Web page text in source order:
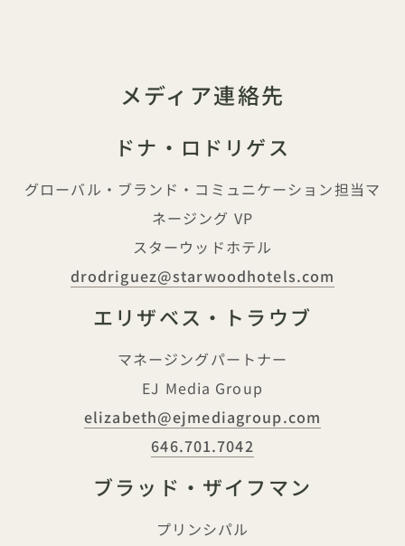
メディア連絡先
ドナ・ロドリゲス
グローバル・ブランド・コミュニケーション担当マ
ネージング VP
スターウッドホテル
drodriguez@starwoodhotels.com
エリザベス・トラウブ
マネージングパートナー
EJ Media Group
elizabeth@ejmediagroup.com
646.701.7042
ブラッド・ザイフマン
プリンシパル